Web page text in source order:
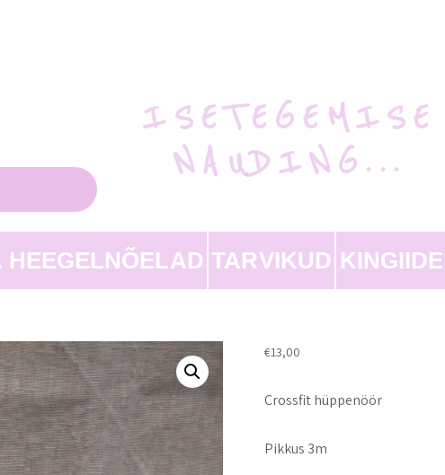
ISETEGEMISE
NAUDING...
HEEGELNÕELAD TARVIKUD
€13,00
Crossfit hüppenöör
Pikkus 3m